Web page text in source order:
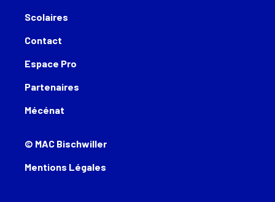
Scolaires
Contact
Espace Pro
Partenaires
Mécénat
© MAC Bischwiller
Mentions Légales